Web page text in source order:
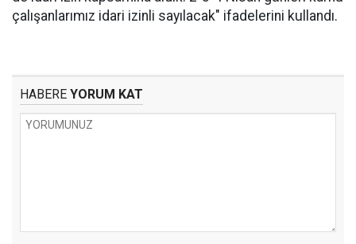
çalışanlarımız idari izinli sayılacak" ifadelerini kullandı.
HABERE YORUM KAT